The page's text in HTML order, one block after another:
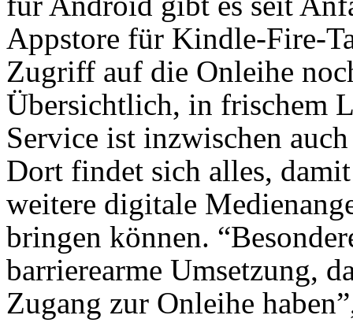
Appstore für Kindle-Fire-
Zugriff auf die Onleihe
Übersichtlich, in frischem
Service ist inzwischen
Dort findet sich alles,
weitere digitale
bringen können.
barrierearme Umsetzung,
Zugang zur Onleihe